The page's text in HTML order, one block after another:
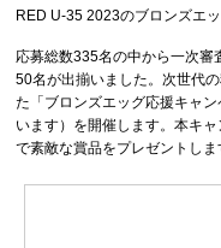
RED U-35 2023のブロンズエ
応募総数335名の中から一次審
50名が出揃いました。次世代
た「ブロンズエッグ応援キャ
います）を開催します。本キ
で素敵な賞品をプレゼントしま